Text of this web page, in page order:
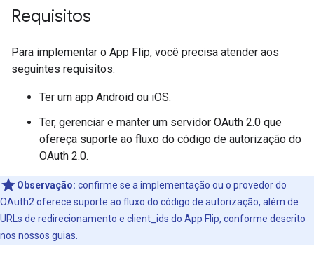
Requisitos
Para implementar o App Flip, você precisa atender aos
seguintes requisitos:
Ter um app Android ou iOS.
Ter, gerenciar e manter um servidor OAuth 2.0 que
ofereça suporte ao fluxo do código de autorização do
OAuth 2.0.
Observação: confirme se a implementação ou o provedor do
OAuth2 oferece suporte ao fluxo do código de autorização, além de
URLs de redirecionamento e client_ids do App Flip, conforme descrito
nos nossos guias.